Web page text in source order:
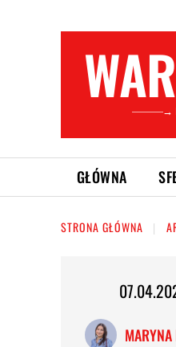
———→
GŁÓWNA
STRONA GŁÓWNA
MARYNA